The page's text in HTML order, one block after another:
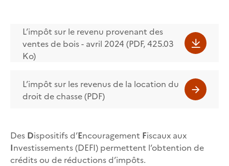
L’impôt sur le revenu provenant des
ventes de bois - avril 2024 (PDF, 425.03
Ko)
L’impôt sur les revenus de la location du
droit de chasse (PDF)
Des Dispositifs d’Encouragement Fiscaux aux
Investissements (DEFI) permettent l’obtention de
crédits ou de réductions d’impôts.